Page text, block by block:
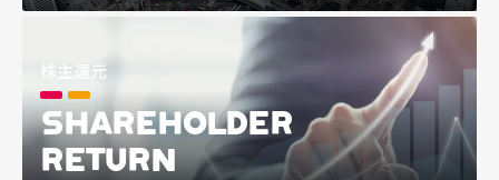
株主還元
SHAREHOLDER
RETURN